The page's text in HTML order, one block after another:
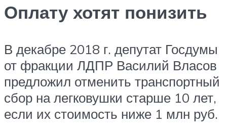
Оплату хотят понизить
В декабре 2018 г. депутат Госдумы
от фракции ЛДПР Василий Власов
предложил отменить транспортный
сбор на легковушки старше 10 лет,
если их стоимость ниже 1 млн руб.